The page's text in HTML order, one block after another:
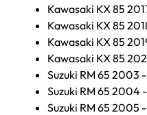
Kawasaki KX 85
Kawasaki KX 85
Kawasaki KX 85
Kawasaki KX 85
Suzuki RM 65 2003
Suzuki RM 65 2004
Suzuki RM 65 2005